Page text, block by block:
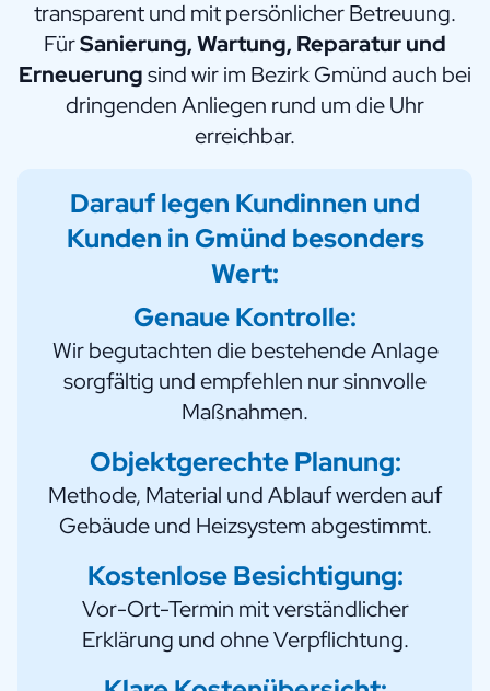
transparent und mit persönlicher Betreuung.
FürSanierung, Wartung, Reparatur und
Erneuerungsind wir im Bezirk Gmünd auch bei
dringenden Anliegen rund um die Uhr
erreichbar.
Darauf legen Kundinnen und
Kunden in Gmünd besonders
Wert:
Genaue Kontrolle:
Wir begutachten die bestehende Anlage
sorgfältig und empfehlen nur sinnvolle
Maßnahmen.
Objektgerechte Planung:
Methode, Material und Ablauf werden auf
Gebäude und Heizsystem abgestimmt.
Kostenlose Besichtigung:
Vor-Ort-Termin mit verständlicher
Erklärung und ohne Verpflichtung.